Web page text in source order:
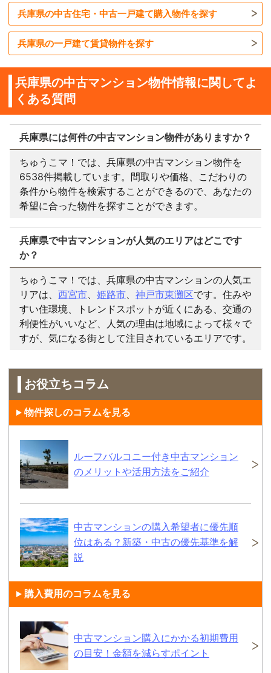
兵庫県の中古住宅・中古一戸建て購入物件を探す
兵庫県の一戸建て賃貸物件を探す
兵庫県の中古マンション物件情報に関してよ
くある質問
兵庫県には何件の中古マンション物件がありますか？
ちゅうこマ！では、兵庫県の中古マンション物件を
6538件掲載しています。間取りや価格、こだわりの
条件から物件を検索することができるので、あなたの
希望に合った物件を探すことができます。
兵庫県で中古マンションが人気のエリアはどこです
か？
ちゅうこマ！では、兵庫県の中古マンションの人気エ
リアは、 西宮市 姫路市 神戸市東灘区です。住みや
すい住環境、トレンドスポットが近くにある、交通の
利便性がいいなど、人気の理由は地域によって様々で
すが、気になる街として注目されているエリアです。
お役立ちコラム
物件探しのコラムを見る
ルーフバルコニー付き中古マンション
のメリットや活用方法をご紹介
中古マンションの購入希望者に優先順
位はある？新築・中古の優先基準を解
説
購入費用のコラムを見る
中古マンション購入にかかる初期費用
の目安！金額を減らすポイント